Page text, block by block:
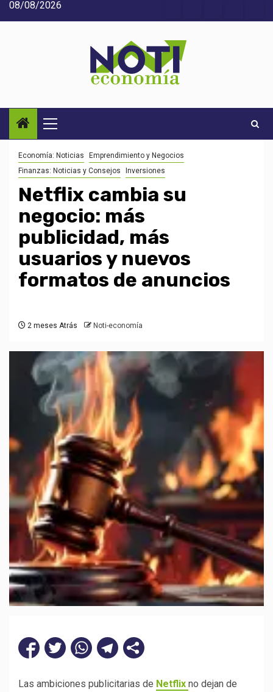
Saltar
al
08/08/2026
Noti-
economía
Menú
principal
Economía: Noticias
Emprendimiento y Negocios
Finanzas: Noticias y Consejos
Inversiones
Netflix cambia su
negocio: más
publicidad, más
usuarios y nuevos
formatos de anuncios
2 meses Atrás Noti-economía
Las ambiciones publicitarias de Netflix no dejan de